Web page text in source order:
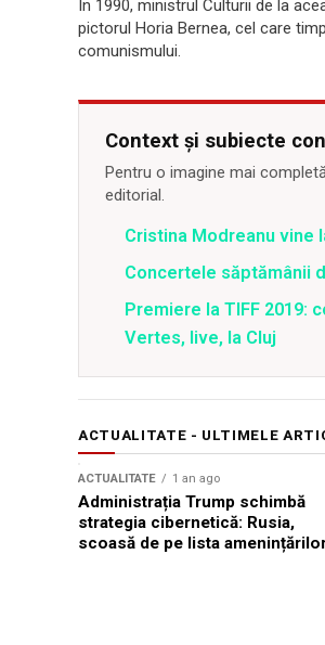
În 1990, ministrul Culturii de la
pictorul Horia Bernea, cel care
comunismului.
Context și subiecte
Pentru o imagine mai
editorial.
Cristina Modreanu vine
Concertele săptămânii
Premiere la TIFF 2019:
Vertes, live, la Cluj
ACTUALITATE - ULTIMELE
ACTUALITATE 1 an ago
Administrația Trump schimbă
strategia cibernetică: Rusia,
scoasă de pe lista